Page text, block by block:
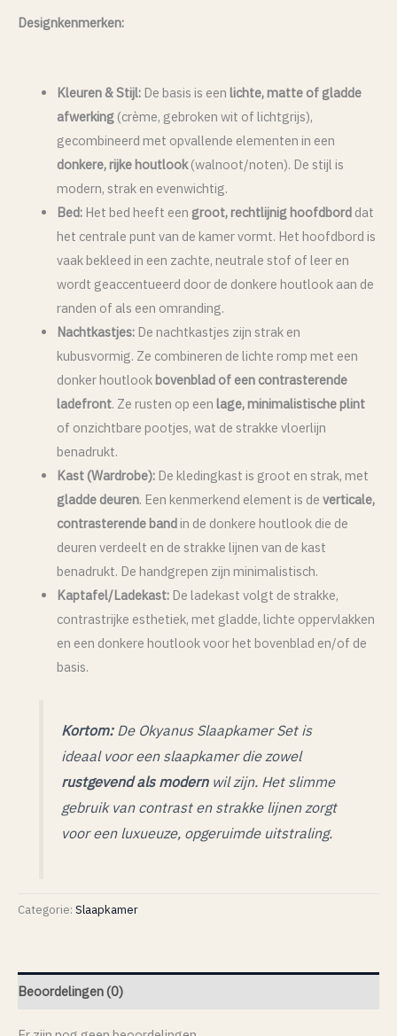
Designkenmerken:
Kleuren & Stijl:De basis is een lichte, matte of gladde
afwerking(crème, gebroken wit of lichtgrijs),
gecombineerd met opvallende elementen in een
donkere, rijke houtlook(walnoot/noten). De stijl is
modern, strak en evenwichtig.
Bed:Het bed heeft een groot, rechtlijnig hoofdborddat
het centrale punt van de kamer vormt. Het hoofdbord is
vaak bekleed in een zachte, neutrale stof of leer en
wordt geaccentueerd door de donkere houtlook aan de
randen of als een omranding.
Nachtkastjes:De nachtkastjes zijn strak en
kubusvormig. Ze combineren de lichte romp met een
donker houtlook bovenblad of een contrasterende
ladefront. Ze rusten op een lage, minimalistische plint
of onzichtbare pootjes, wat de strakke vloerlijn
benadrukt.
Kast (Wardrobe):De kledingkast is groot en strak, met
gladde deuren. Een kenmerkend element is de verticale,
contrasterende bandin de donkere houtlook die de
deuren verdeelt en de strakke lijnen van de kast
benadrukt. De handgrepen zijn minimalistisch.
Kaptafel/Ladekast:De ladekast volgt de strakke,
contrastrijke esthetiek, met gladde, lichte oppervlakken
en een donkere houtlook voor het bovenblad en/of de
basis.
Kortom:De Okyanus Slaapkamer Set is
ideaal voor een slaapkamer die zowel
rustgevend als modernwil zijn. Het slimme
gebruik van contrast en strakke lijnen zorgt
voor een luxueuze, opgeruimde uitstraling.
Categorie: Slaapkamer
Beoordelingen (0)